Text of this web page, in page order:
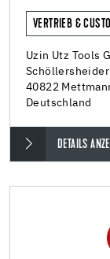
VERTRIEB &
Uzin Utz Tools
Schöllersheider
40822
Deutschland
DETAILS